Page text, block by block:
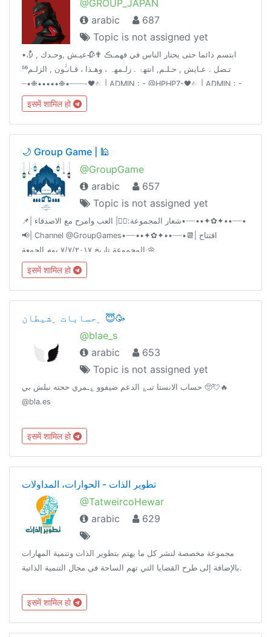
@GROUP_JAPAN
arabic
687
Topic is not assigned yet
•ابتسم دائما حتى يحتار الناس في فهمـڪ ✟🥀عيـﺶ ,وحـدك , עًْْ،
تـضل . عـايش , حـلـم, انتهۂ . زلـمهہ ، وهـذا ، قـانـَٰون , الزلـم⁵⁶
┈┈‏•❉•••••❉•┈‌‏┈-🖤𓂇| ADMIN : - @HPHP7-🖤𓂇| ADMIN : -
@S_77_8
इसमें शामिल हो
🌙 Group Game | 🕌
@GroupGame
arabic
657
Topic is not assigned yet
📌| شعار المجموعة:🤹‍♂| العب وامرح مع الاصدقاء•┈┈••✦✿✦••┈┈•
📢| Channel @GroupGames•┈┈••✦✿✦••┈┈•📆| افتتاح
المجموعة تاريخ ٧/٧/٢٠١٧ يوم الجمعة 🌼
इसमें शामिल हो
﮼حسابات ﮼شيطان 😇🥳
@blae_s
arabic
653
Topic is not assigned yet
حساب الانستا تبـ؏ الدعم ضيفوو ؏ـمري ححته نبلش بي 🥺💘🔥
@bla.es
इसमें शामिल हो
تطوير الذات - الحوارات، المداولات
@TatweircoHewar
arabic
629
مجموعة مخصصة لنشر كل ما يهتم بتطوير الذات وتنمية المهارات
بالإضافة إلى طرح القضايا التي تهم الساحة في مجال التنمية الذاتية.
इसमें शामिल हो